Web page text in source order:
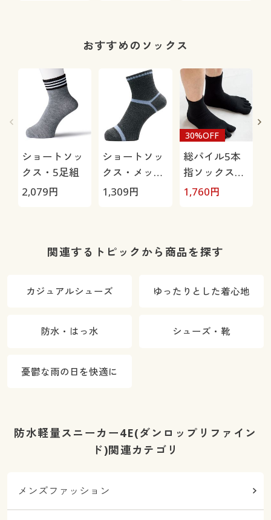
おすすめのソックス
ショートソッ
クス・5足組
2,079円
ショートソッ
クス・メッシ
ュ3足組(吸汗
1,309円
総パイル5本
指ソックス・
2足組
30%OFF
1,760円
関連するトピックから商品を探す
カジュアルシューズ ゆったりとした着心地
防水・はっ水 シューズ・靴
憂鬱な雨の日を快適に
防水軽量スニーカー4E(ダンロップリファイン
ド)関連カテゴリ
メンズファッション